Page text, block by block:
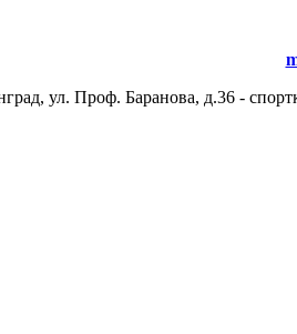
ул. Проф. Баранова, д.36 -